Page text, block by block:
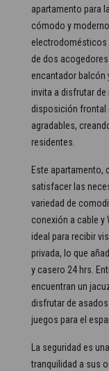
apartamento para
cómodo y
electrodomésticos
de dos
encantador balcón
invita a disfrutar
disposición frontal
agradables,
residentes.
Este apartamento,
satisfacer las
variedad de
conexión a cable y
ideal para recibir
privada, lo que
y casero 24 hrs.
encuentran un
disfrutar de
juegos para el
La seguridad es
tranquilidad a sus